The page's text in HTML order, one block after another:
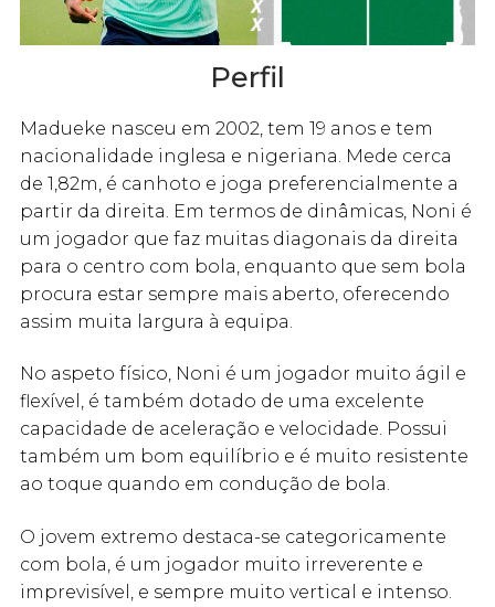
Perfil
Madueke nasceu em 2002, tem 19 anos e tem
nacionalidade inglesa e nigeriana. Mede cerca
de 1,82m, é canhoto e joga preferencialmente a
partir da direita. Em termos de dinâmicas, Noni é
um jogador que faz muitas diagonais da direita
para o centro com bola, enquanto que sem bola
procura estar sempre mais aberto, oferecendo
assim muita largura à equipa.
No aspeto físico, Noni é um jogador muito ágil e
flexível, é também dotado de uma excelente
capacidade de aceleração e velocidade. Possui
também um bom equilíbrio e é muito resistente
ao toque quando em condução de bola.
O jovem extremo destaca-se categoricamente
com bola, é um jogador muito irreverente e
imprevisível, e sempre muito vertical e intenso.